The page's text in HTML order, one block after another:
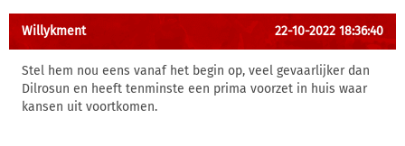
Willykment 22-10-2022 18:36:40
Stel hem nou eens vanaf het begin op, veel gevaarlijker dan
Dilrosun en heeft tenminste een prima voorzet in huis waar
kansen uit voortkomen.